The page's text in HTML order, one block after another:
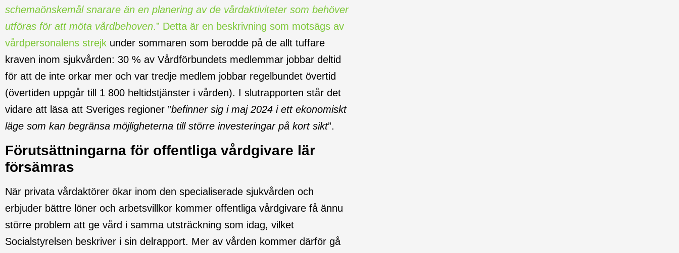
schemaönskemål snarare än en planering av de vårdaktiviteter som behöver
utföras för att möta vårdbehoven.” Detta är en beskrivning som motsägs av
vårdpersonalens strejk under sommaren som berodde på de allt tuffare
kraven inom sjukvården: 30 % av Vårdförbundets medlemmar jobbar deltid
för att de inte orkar mer och var tredje medlem jobbar regelbundet övertid
(övertiden uppgår till 1 800 heltidstjänster i vården). I slutrapporten står det
vidare att läsa att Sveriges regioner ”befinner sig i maj 2024 i ett ekonomiskt
läge som kan begränsa möjligheterna till större investeringar på kort sikt”.
Förutsättningarna för offentliga vårdgivare lär
försämras
När privata vårdaktörer ökar inom den specialiserade sjukvården och
erbjuder bättre löner och arbetsvillkor kommer offentliga vårdgivare få ännu
större problem att ge vård i samma utsträckning som idag, vilket
Socialstyrelsen beskriver i sin delrapport. Mer av vården kommer därför gå